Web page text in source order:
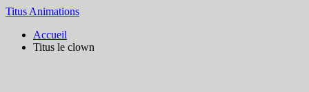
Titus Animations
Accueil
Titus le clown